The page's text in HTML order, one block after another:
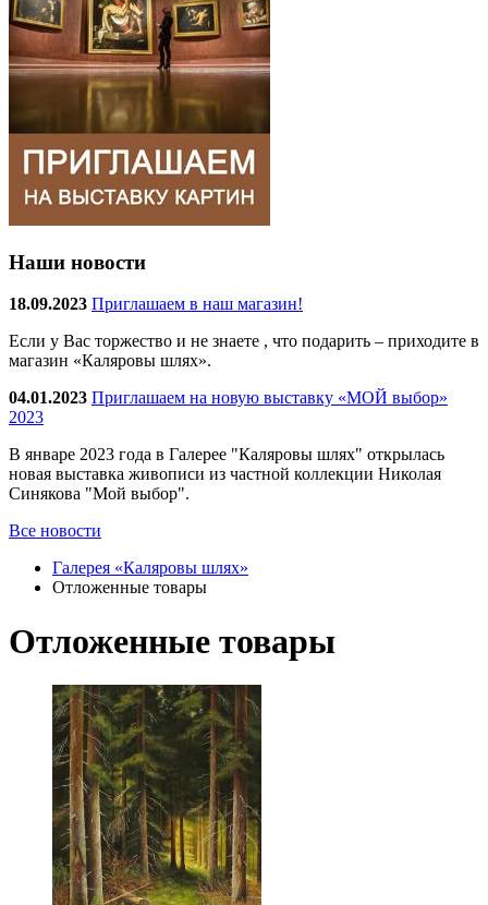
Наши новости
18.09.2023 Приглашаем в наш магазин!
Если у Вас торжество и не знаете , что подарить – приходите в
магазин «Каляровы шлях».
04.01.2023 Приглашаем на новую выставку «МОЙ выбор»
2023
В январе 2023 года в Галерее "Каляровы шлях" открылась
новая выставка живописи из частной коллекции Николая
Синякова "Мой выбор".
Все новости
Галерея «Каляровы шлях»
Отложенные товары
Отложенные товары